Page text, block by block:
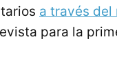
a través del
para la